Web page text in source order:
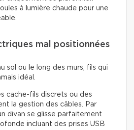
à lumière chaude pour une
mal positionnées
sol ou le long des murs, fils qui
idéal.
cache-fils discrets ou des
la gestion des câbles. Par
divan se glisse parfaitement
incluant des prises USB